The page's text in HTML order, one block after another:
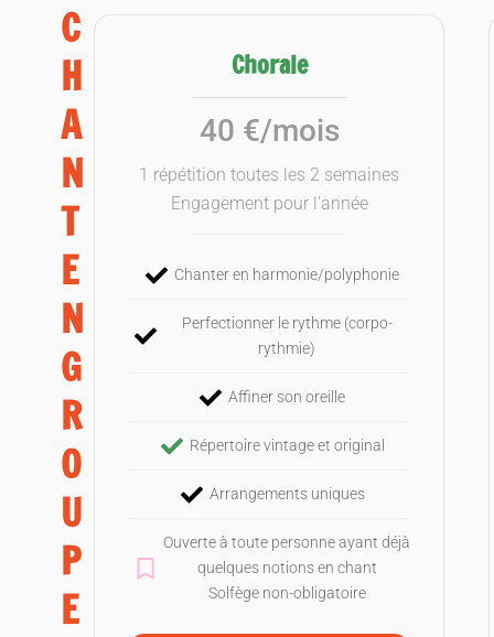
C
H
A
N
T
E
N
G
R
O
U
P
E
Chorale
40 €/mois
1 répétition toutes les 2 semaines
Engagement pour l'année
Chanter en harmonie/polyphonie
Perfectionner le rythme (corpo-
rythmie)
Affiner son oreille
Répertoire vintage et original
Arrangements uniques
Ouverte à toute personne ayant déjà
quelques notions en chant
Solfège non-obligatoire